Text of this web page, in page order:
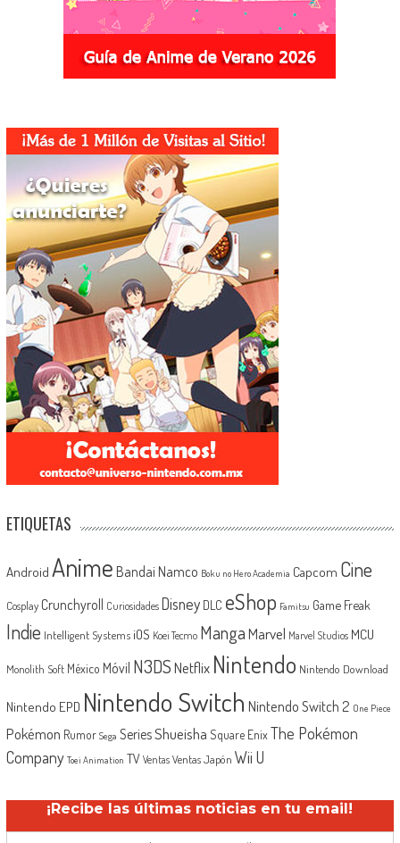
ETIQUETAS
Android Anime Bandai Namco Boku no Hero Academia Capcom Cine
Cosplay Crunchyroll Curiosidades Disney DLC eShop Famitsu Game Freak
Indie Intelligent Systems iOS Koei Tecmo MangaMarvel Marvel Studios MCU
Monolith Soft México Móvil N3DSNetflix Nintendo Nintendo Download
Nintendo EPD Nintendo Switch Nintendo Switch 2 One Piece
Pokémon Rumor Sega SeriesShueisha Square EnixThe Pokémon
Company Toei Animation TV Ventas Ventas Japón Wii U
¡Recibe las últimas noticias en tu email!